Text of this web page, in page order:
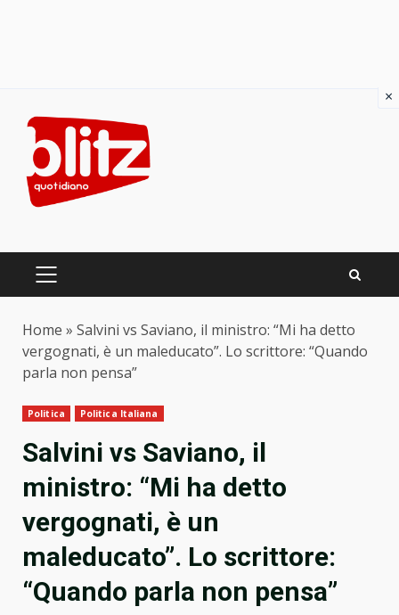
content
PRIMARY
Home » Salvini vs Saviano, il ministro: “Mi ha detto
vergognati, è un maleducato”. Lo scrittore: “Quando
parla non pensa”
Politica Politica Italiana
Salvini vs Saviano, il
ministro: “Mi ha detto
vergognati, è un
maleducato”. Lo scrittore:
“Quando parla non pensa”
×